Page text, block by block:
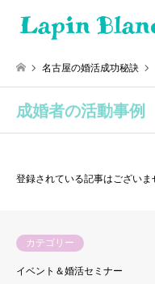
名古屋の婚活成功秘訣
成婚者の活動事例
登録されている記事はございま
カテゴリー
イベント＆婚活セミナー